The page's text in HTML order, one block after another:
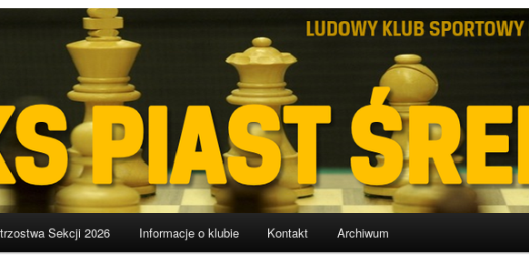
Sekcji 2026 Informacje o klubie Kontakt Archiwum